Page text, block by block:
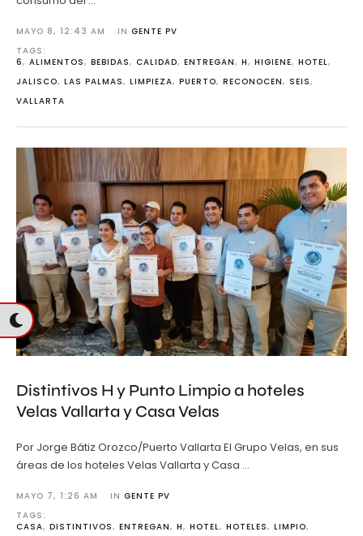
MAYO 8, 12:43 AM IN GENTE PV
TAGS:
6, ALIMENTOS, BEBIDAS, CALIDAD, ENTREGAN, H, HIGIENE, HOTEL,
JALISCO, LAS PALMAS, LIMPIEZA, PUERTO, RECONOCEN, SEIS,
VALLARTA
Distintivos H y Punto Limpio a hoteles
Velas Vallarta y Casa Velas
Por Jorge Bátiz Orozco/Puerto Vallarta El Grupo Velas, en sus
áreas de los hoteles Velas Vallarta y Casa …
MAYO 7, 1:26 AM IN GENTE PV
TAGS:
CASA, DISTINTIVOS, ENTREGAN, H, HOTEL, HOTELES, LIMPIO,